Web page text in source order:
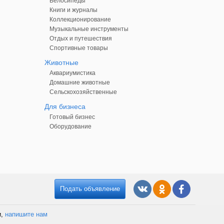
Книги и журналы
Коллекционирование
Музыкальные инструменты
Отдых и путешествия
Спортивные товары
Животные
Аквариумистика
Домашние животные
Сельскохозяйственные
Для бизнеса
Готовый бизнес
Оборудование
Подать объявление
напишите нам